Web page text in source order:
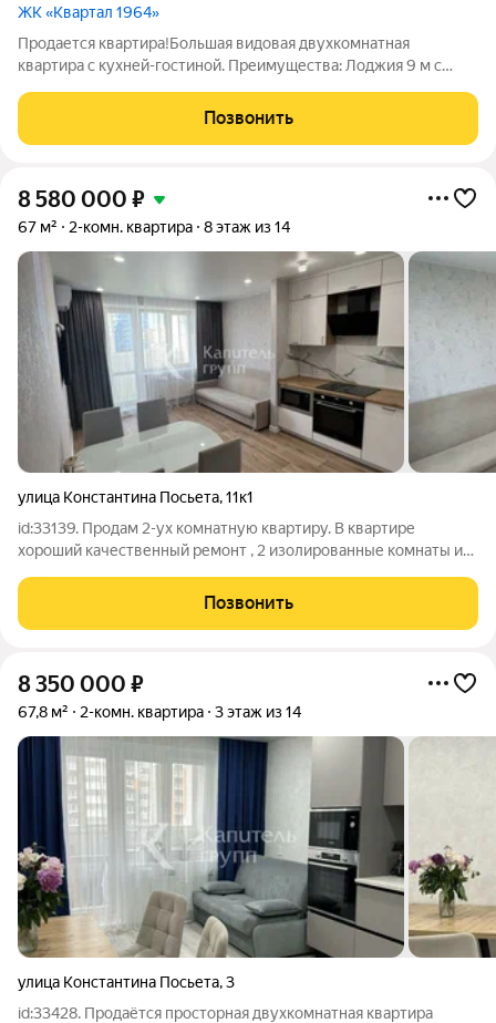
ЖК «Квартал 1964»
Продается квартира!Большая видовая двухкомнатная
квартира с кухней-гостиной. Преимущества: Лоджия 9 м с
Современная удобная планировка Горизонтальная разводка
отопления Окна выходят на
Позвонить
8 580 000 ₽
67 м² 2-комн. квартира 8 этаж из 14
улица Константина Посьета,11к1
id:33139. Продам 2-ух комнатную квартиру. В квартире
хороший качественный ремонт , 2 изолированные комнаты и
Закрытая территория! Большая вместительная парковка. Вся
инфраструктура в шаговой
Позвонить
8 350 000 ₽
67,8 м² 2-комн. квартира 3 этаж из 14
улица Константина Посьета,3
id:33428. Пpoдаётcя пpосторная двухкомнaтная квaртира